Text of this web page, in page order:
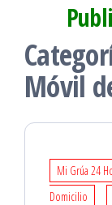
Móvil
Mi Grúa 24
Domicilio